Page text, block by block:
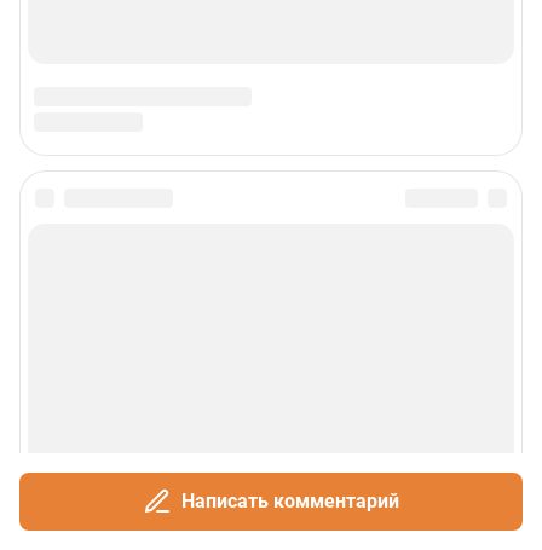
Написать комментарий